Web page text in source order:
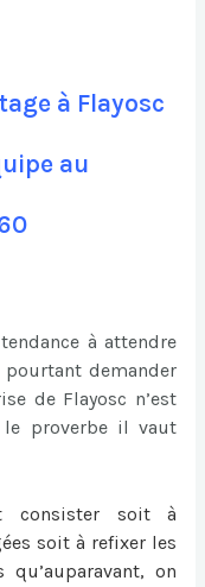
à Flayosc
au
à attendre
demander
de Flayosc n’est
proverbe il vaut
consister soit à
soit à refixer les
on